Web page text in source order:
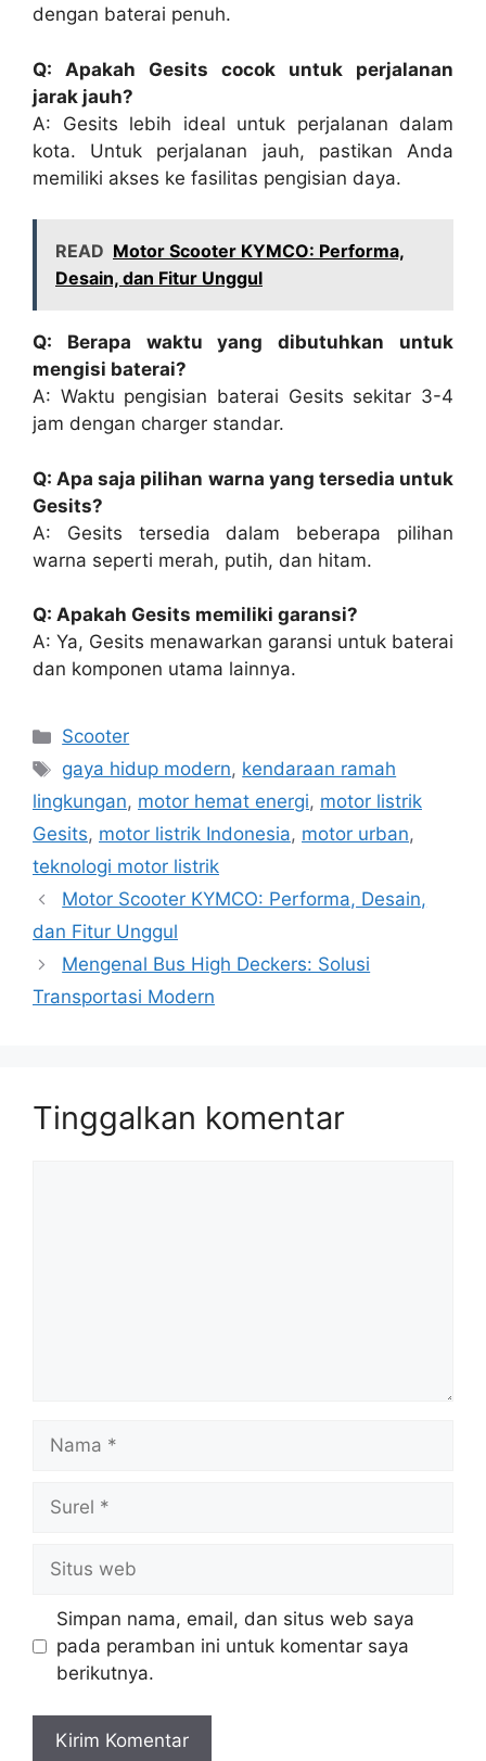
dengan baterai penuh.
Q: Apakah Gesits cocok untuk perjalanan
jarak jauh?
A: Gesits lebih ideal untuk perjalanan dalam
kota. Untuk perjalanan jauh, pastikan Anda
memiliki akses ke fasilitas pengisian daya.
READ Motor Scooter KYMCO: Performa,
Desain, dan Fitur Unggul
Q: Berapa waktu yang dibutuhkan untuk
mengisi baterai?
A: Waktu pengisian baterai Gesits sekitar 3-4
jam dengan charger standar.
Q: Apa saja pilihan warna yang tersedia untuk
Gesits?
A: Gesits tersedia dalam beberapa pilihan
warna seperti merah, putih, dan hitam.
Q: Apakah Gesits memiliki garansi?
A: Ya, Gesits menawarkan garansi untuk baterai
dan komponen utama lainnya.
Kategori
Scooter
Tag
gaya hidup modern, kendaraan ramah
lingkungan, motor hemat energi, motor listrik
Gesits, motor listrik Indonesia, motor urban,
teknologi motor listrik
Motor Scooter KYMCO: Performa, Desain,
dan Fitur Unggul
Mengenal Bus High Deckers: Solusi
Transportasi Modern
Tinggalkan komentar
Nama
Surel
Situs
web
Simpan nama, email, dan situs web saya
pada peramban ini untuk komentar saya
berikutnya.